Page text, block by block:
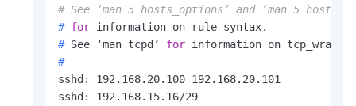
# See ‘man 5 hosts_options’ and ‘man 5
# for information on rule syntax.
# See ‘man tcpd’ for information on
#
sshd: 192.168.20.100 192.168.20.101
sshd: 192.168.15.16/29